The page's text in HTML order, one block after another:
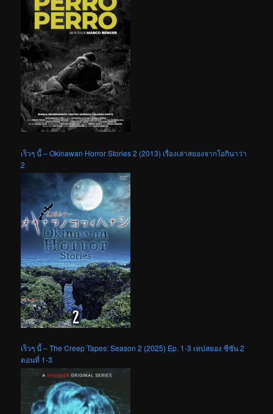
เร็วๆ นี้ – Okinawan Horror Stories 2 (2013) เรื่องเล่าสยองจากโอกินาว่า
2
เร็วๆ นี้ – The Creep Tapes: Season 2 (2025) Ep. 1-3 เทปสยอง ซีซัน 2
ตอนที่ 1-3